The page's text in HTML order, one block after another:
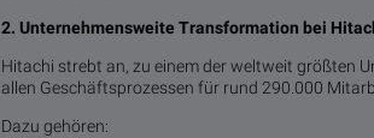
2. Unternehmensweite Transformation bei
Hitachi strebt an, zu einem der weltweit größten
allen Geschäftsprozessen für rund 290.000
Dazu gehören: